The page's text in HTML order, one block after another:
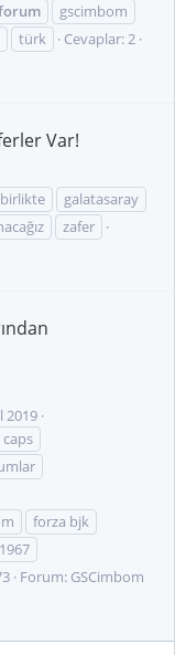
gscimbom
türk
Cevaplar: 2
Var!
birlikte
galatasaray
zafer
2019
forza bjk
Forum: GSCimbom